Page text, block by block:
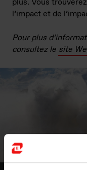
l’impact et de
Pour plus
consultez le site